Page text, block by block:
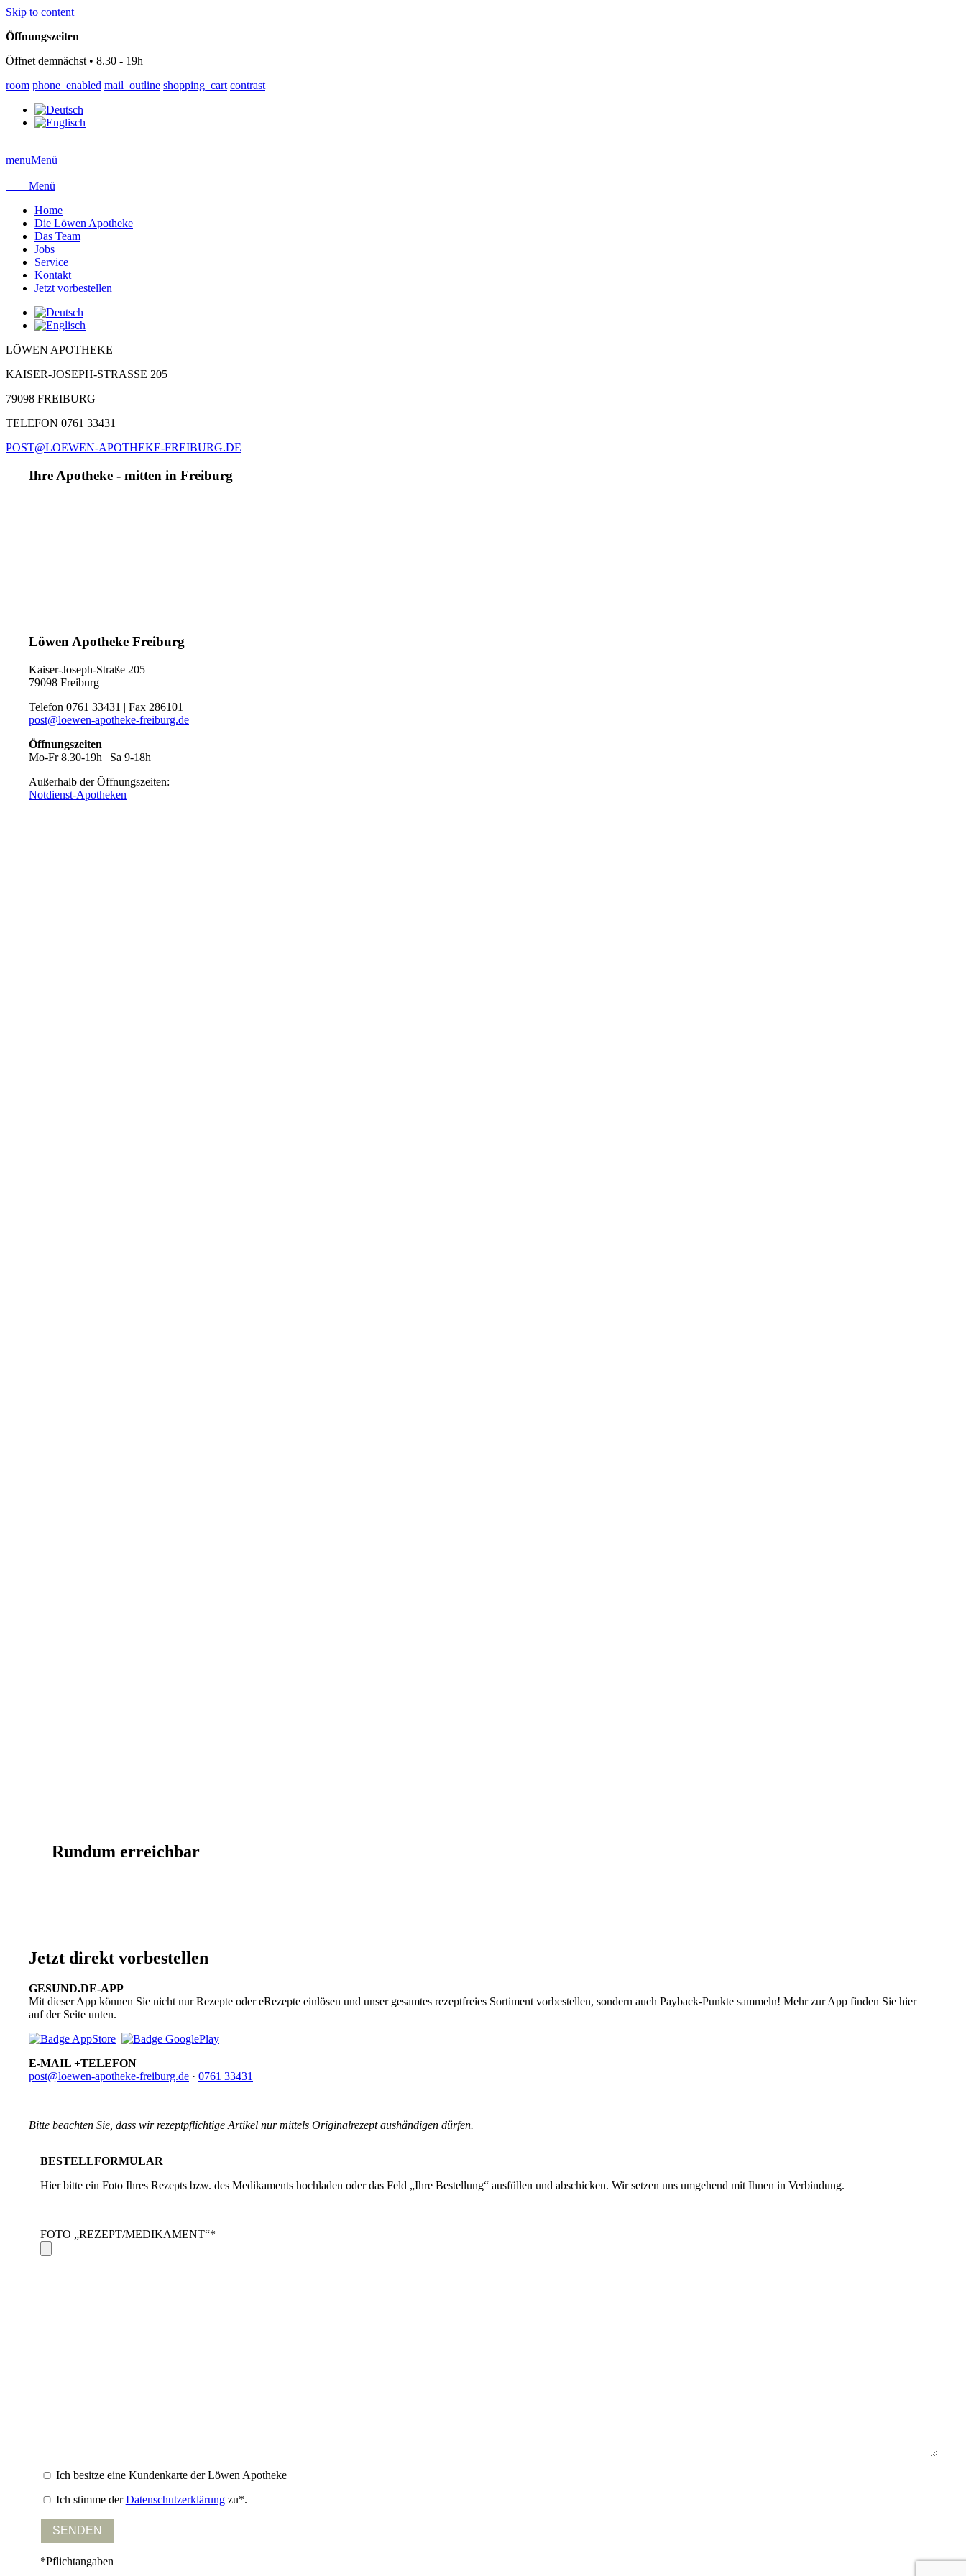
Skip to content
Öffnungszeiten
Öffnet demnächst • 8.30 - 19h
room phone_enabled mail_outline shopping_cart contrast
menuMenü
Menü
Home
Die Löwen Apotheke
Das Team
Jobs
Service
Kontakt
Jetzt vorbestellen
LÖWEN APOTHEKE
KAISER-JOSEPH-STRASSE 205
79098 FREIBURG
TELEFON 0761 33431
POST@LOEWEN-APOTHEKE-FREIBURG.DE
Ihre Apotheke - mitten in Freiburg
Löwen Apotheke Freiburg
Kaiser-Joseph-Straße 205
79098 Freiburg
Telefon 0761 33431 | Fax 286101
post@loewen-apotheke-freiburg.de
Öffnungszeiten
Mo-Fr 8.30-19h | Sa 9-18h
Außerhalb der Öffnungszeiten:
Notdienst-Apotheken
Rundum erreichbar
Jetzt direkt vorbestellen
GESUND.DE-APP
Mit dieser App können Sie nicht nur Rezepte oder eRezepte einlösen und unser gesamtes rezeptfreies Sortiment vorbestellen, sondern auch Payback-Punkte sammeln! Mehr zur App finden Sie hier
auf der Seite unten.
E-MAIL +TELEFON
post@loewen-apotheke-freiburg.de · 0761 33431
Bitte beachten Sie, dass wir rezeptpflichtige Artikel nur mittels Originalrezept aushändigen dürfen.
BESTELLFORMULAR
Hier bitte ein Foto Ihres Rezepts bzw. des Medikaments hochladen oder das Feld „Ihre Bestellung“ ausfüllen und abschicken. Wir setzen uns umgehend mit Ihnen in Verbindung.
FOTO „REZEPT/MEDIKAMENT“*
Ich besitze eine Kundenkarte der Löwen Apotheke
Ich stimme derDatenschutzerklärungzu*.
*Pflichtangaben